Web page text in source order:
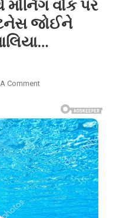
વોક પર
જોઈને
CommentOn
રણબીર
કપૂર
સાથે
મોર્નિંગ
વોક
પર
નીકળી
રાહા